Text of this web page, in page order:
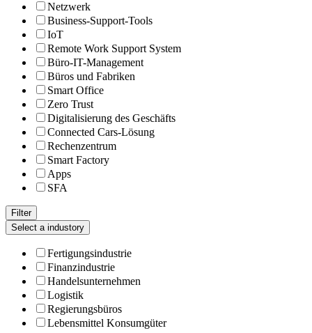
Netzwerk
Business-Support-Tools
IoT
Remote Work Support System
Büro-IT-Management
Büros und Fabriken
Smart Office
Zero Trust
Digitalisierung des Geschäfts
Connected Cars-Lösung
Rechenzentrum
Smart Factory
Apps
SFA
Filter
Select a industory
Fertigungsindustrie
Finanzindustrie
Handelsunternehmen
Logistik
Regierungsbüros
Lebensmittel Konsumgüter